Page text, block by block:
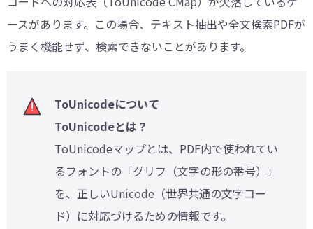
ースがあります。この場合、テキスト抽出や全文検索PDFが
うまく機能せず、検索できないことがあります。
ToUnicodeについて
ToUnicodeとは？
ToUnicodeマップとは、PDF内で使われてい
るフォントの「グリフ（文字の形の番号）」
を、正しいUnicode（世界共通の文字コー
ド）に対応づけるための情報です。